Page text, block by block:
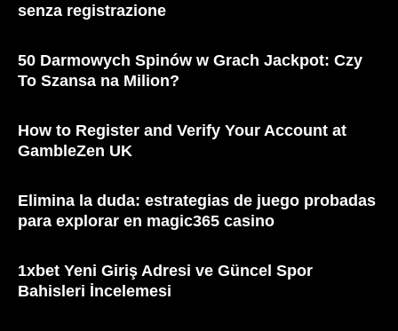
senza registrazione
50 Darmowych Spinów w Grach Jackpot: Czy
To Szansa na Milion?
How to Register and Verify Your Account at
GambleZen UK
Elimina la duda: estrategias de juego probadas
para explorar en magic365 casino
1xbet Yeni Giriş Adresi ve Güncel Spor
Bahisleri İncelemesi